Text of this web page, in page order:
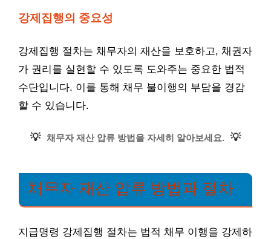
강제집행의 중요성
강제집행 절차는 채무자의 재산을 보호하고, 채권자
가 권리를 실현할 수 있도록 도와주는 중요한 법적
수단입니다. 이를 통해 채무 불이행의 부담을 경감
할 수 있습니다.
💡 채무자 재산 압류 방법을 자세히 알아보세요. 💡
채무자 재산 압류 방법과 절차
지급명령 강제집행 절차는 법적 채무 이행을 강제하